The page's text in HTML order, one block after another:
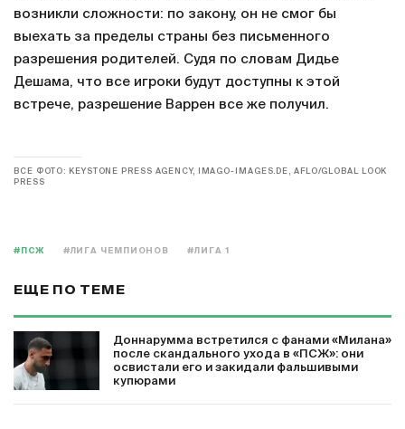
возникли сложности: по закону, он не смог бы
выехать за пределы страны без письменного
разрешения родителей. Судя по словам Дидье
Дешама, что все игроки будут доступны к этой
встрече, разрешение Варрен все же получил.
ВСЕ ФОТО: KEYSTONE PRESS AGENCY, IMAGO-IMAGES.DE, AFLO/GLOBAL LOOK
PRESS
#ПСЖ #ЛИГА ЧЕМПИОНОВ #ЛИГА 1
ЕЩЕ ПО ТЕМЕ
Доннарумма встретился с фанами «Милана»
после скандального ухода в «ПСЖ»: они
освистали его и закидали фальшивыми
купюрами